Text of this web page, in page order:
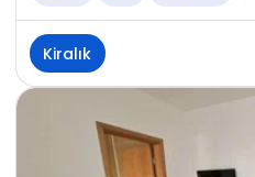
Kiralık